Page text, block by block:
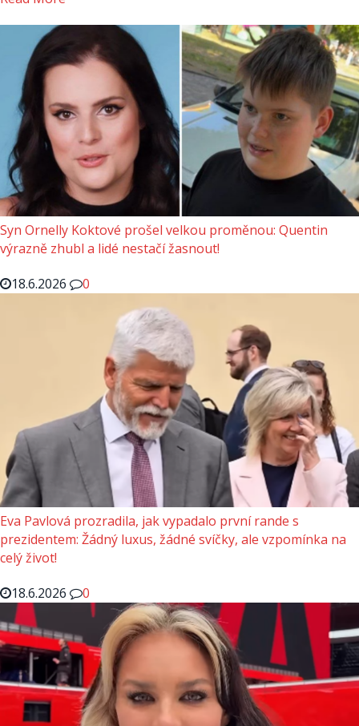
Syn Ornelly Koktové prošel velkou proměnou: Quentin
výrazně zhubl a lidé nestačí žasnout!
18.6.2026
0
Eva Pavlová prozradila, jak vypadalo první rande s
prezidentem: Žádný luxus, žádné svíčky, ale vzpomínka na
celý život!
18.6.2026
0